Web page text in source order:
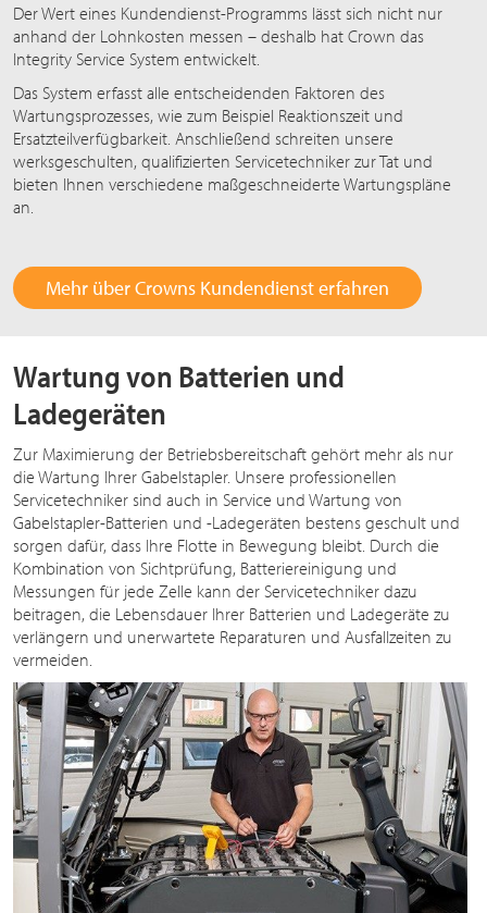
Der Wert eines Kundendienst-Programms lässt sich nicht nur
anhand der Lohnkosten messen – deshalb hat Crown das
Integrity Service System entwickelt.
Das System erfasst alle entscheidenden Faktoren des
Wartungsprozesses, wie zum Beispiel Reaktionszeit und
Ersatzteilverfügbarkeit. Anschließend schreiten unsere
werksgeschulten, qualifizierten Servicetechniker zur Tat und
bieten Ihnen verschiedene maßgeschneiderte Wartungspläne
an.
Mehr über Crowns Kundendienst erfahren
Wartung von Batterien und
Ladegeräten
Zur Maximierung der Betriebsbereitschaft gehört mehr als nur
die Wartung Ihrer Gabelstapler. Unsere professionellen
Servicetechniker sind auch in Service und Wartung von
Gabelstapler-Batterien und -Ladegeräten bestens geschult und
sorgen dafür, dass Ihre Flotte in Bewegung bleibt. Durch die
Kombination von Sichtprüfung, Batteriereinigung und
Messungen für jede Zelle kann der Servicetechniker dazu
beitragen, die Lebensdauer Ihrer Batterien und Ladegeräte zu
verlängern und unerwartete Reparaturen und Ausfallzeiten zu
vermeiden.